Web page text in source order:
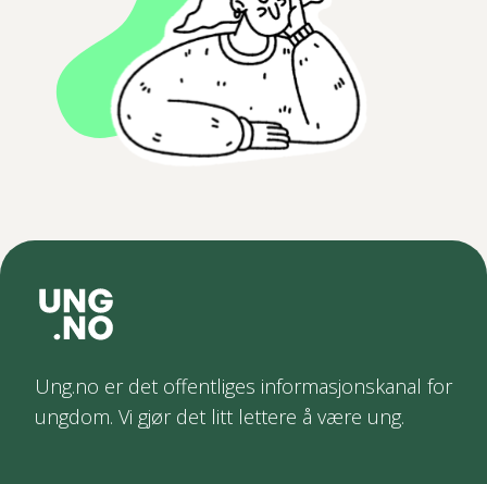
Ung.no er det offentliges informasjonskanal for
ungdom. Vi gjør det litt lettere å være ung.